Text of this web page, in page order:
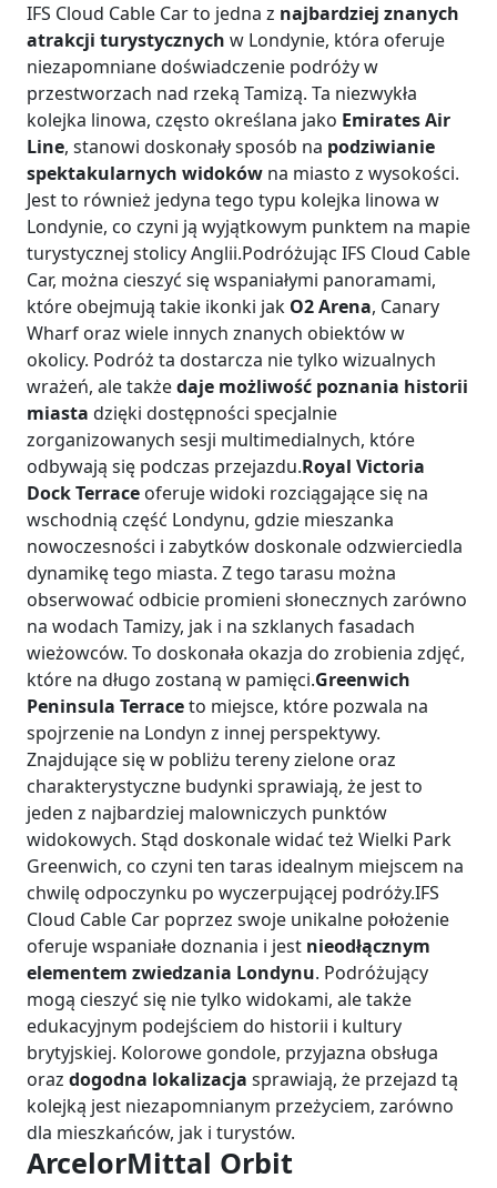
IFS Cloud Cable Car to jedna z najbardziej znanych
atrakcji turystycznych w Londynie, która oferuje
niezapomniane doświadczenie podróży w
przestworzach nad rzeką Tamizą. Ta niezwykła
kolejka linowa, często określana jako Emirates Air
Line, stanowi doskonały sposób na podziwianie
spektakularnych widoków na miasto z wysokości.
Jest to również jedyna tego typu kolejka linowa w
Londynie, co czyni ją wyjątkowym punktem na mapie
turystycznej stolicy Anglii.Podróżując IFS Cloud Cable
Car, można cieszyć się wspaniałymi panoramami,
które obejmują takie ikonki jak O2 Arena, Canary
Wharf oraz wiele innych znanych obiektów w
okolicy. Podróż ta dostarcza nie tylko wizualnych
wrażeń, ale takżedaje możliwość poznania historii
miasta dzięki dostępności specjalnie
zorganizowanych sesji multimedialnych, które
odbywają się podczas przejazdu.Royal Victoria
Dock Terrace oferuje widoki rozciągające się na
wschodnią część Londynu, gdzie mieszanka
nowoczesności i zabytków doskonale odzwierciedla
dynamikę tego miasta. Z tego tarasu można
obserwować odbicie promieni słonecznych zarówno
na wodach Tamizy, jak i na szklanych fasadach
wieżowców. To doskonała okazja do zrobienia zdjęć,
które na długo zostaną w pamięci.Greenwich
Peninsula Terraceto miejsce, które pozwala na
spojrzenie na Londyn z innej perspektywy.
Znajdujące się w pobliżu tereny zielone oraz
charakterystyczne budynki sprawiają, że jest to
jeden z najbardziej malowniczych punktów
widokowych. Stąd doskonale widać też Wielki Park
Greenwich, co czyni ten taras idealnym miejscem na
chwilę odpoczynku po wyczerpującej podróży.IFS
Cloud Cable Car poprzez swoje unikalne położenie
oferuje wspaniałe doznania i jest nieodłącznym
elementem zwiedzania Londynu. Podróżujący
mogą cieszyć się nie tylko widokami, ale także
edukacyjnym podejściem do historii i kultury
brytyjskiej. Kolorowe gondole, przyjazna obsługa
oraz dogodna lokalizacja sprawiają, że przejazd tą
kolejką jest niezapomnianym przeżyciem, zarówno
dla mieszkańców, jak i turystów.
ArcelorMittal Orbit